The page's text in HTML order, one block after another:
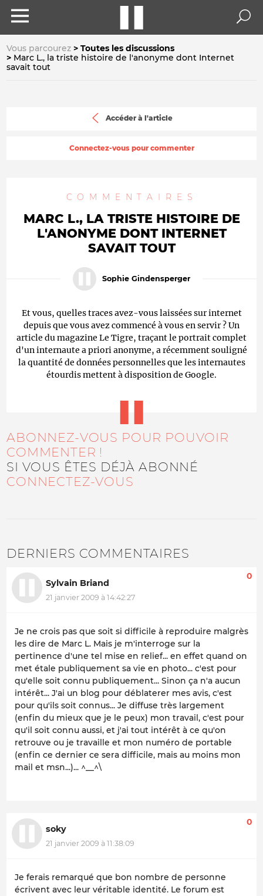
Vous parcourez
Toutes les discussions
Marc L., la triste histoire de l'anonyme dont Internet
savait tout
Accéder à l'article
Connectez-vous pour commenter
COMMENTAIRES
MARC L., LA TRISTE HISTOIRE DE
L'ANONYME DONT INTERNET
SAVAIT TOUT
Sophie Gindensperger
Et vous, quelles traces avez-vous laissées sur internet
depuis que vous avez commencé à vous en servir ? Un
article du magazine Le Tigre, traçant le portrait complet
d'un internaute a priori anonyme, a récemment souligné
la quantité de données personnelles que les internautes
étourdis mettent à disposition de Google.
ABONNEZ-VOUS POUR POUVOIR
COMMENTER !
SI VOUS ÊTES DÉJÀ ABONNÉ
CONNECTEZ-VOUS
DERNIERS COMMENTAIRES
Sylvain Briand
21 janvier 2009 à 14:42:27
0
Je ne crois pas que soit si difficile à reproduire malgrès
les dire de Marc L. Mais je m'interroge sur la
pertinence d'une tel mise en relief... en effet quand on
met étale publiquement sa vie en photo... c'est pour
qu'elle soit connu publiquement... Sinon ça n'a aucun
intérêt... J'ai un blog pour déblaterer mes avis, c'est
pour qu'ils soit connus... Je diffuse très largement
(enfin du mieux que je le peux) mon travail, c'est pour
qu'il soit connu aussi, et j'ai tout intérêt à ce qu'on
retrouve ou je travaille et mon numéro de portable
(enfin ce dernier ce sera difficile, mais au moins mon
mail et msn...)... ^__^\
soky
21 janvier 2009 à 11:38:09
0
Je ferais remarqué que bon nombre de personne
écrivent avec leur véritable identité. Le forum est